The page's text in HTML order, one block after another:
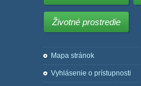
Životné prostredie
Mapa stránok
Vyhlásenie o prístupnosti